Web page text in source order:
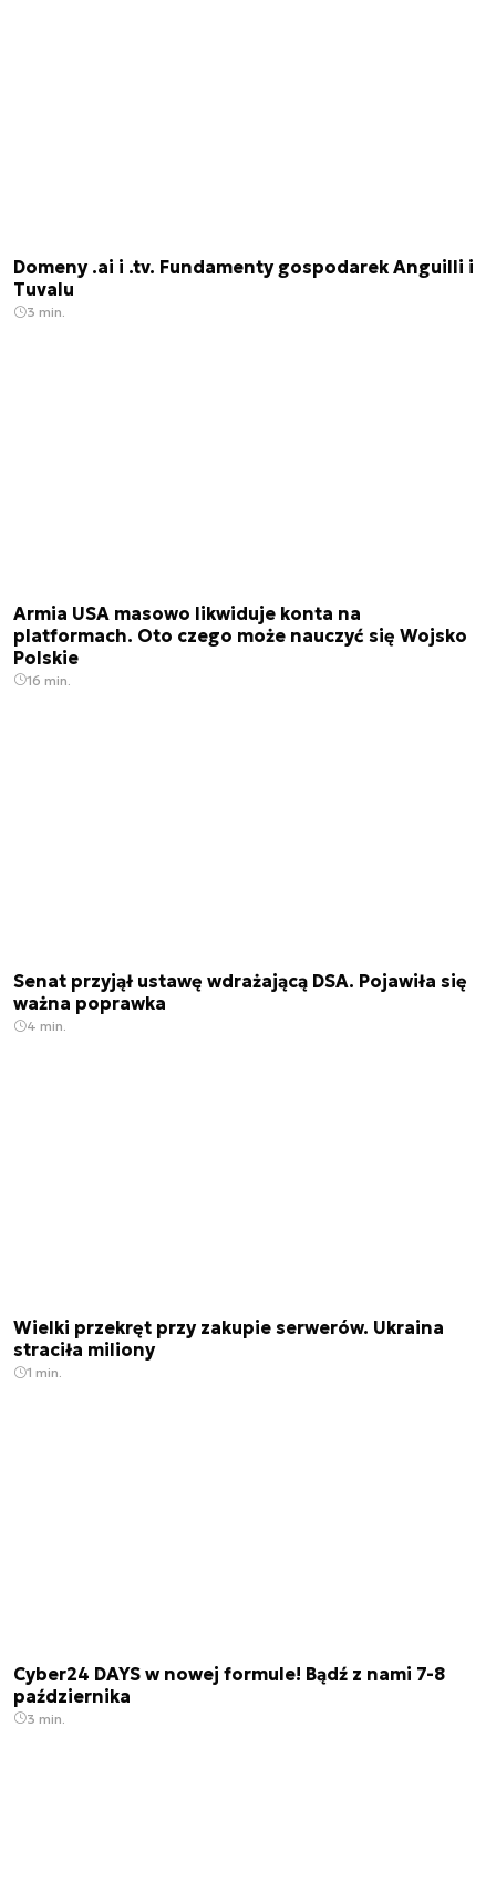
Domeny .ai i .tv. Fundamenty gospodarek Anguilli i
Tuvalu
3 min.
Armia USA masowo likwiduje konta na
platformach. Oto czego może nauczyć się Wojsko
Polskie
16 min.
Senat przyjął ustawę wdrażającą DSA. Pojawiła się
ważna poprawka
4 min.
Wielki przekręt przy zakupie serwerów. Ukraina
straciła miliony
1 min.
Cyber24 DAYS w nowej formule! Bądź z nami 7-8
października
3 min.